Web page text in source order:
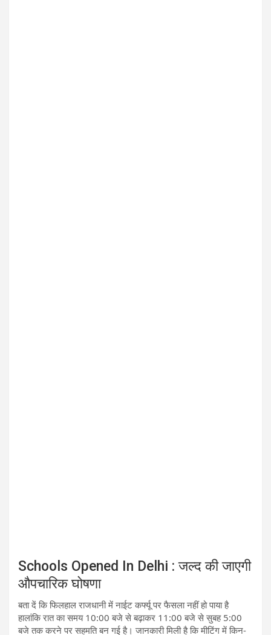
Schools Opened In Delhi : जल्द की जाएगी
औपचारिक घोषणा
बता दें कि फिलहाल राजधानी में नाईट कर्फ्यू पर फैसला नहीं हो पाया है
हालांकि रात का समय 10:00 बजे से बढ़ाकर 11:00 बजे से सुबह 5:00
बजे तक करने पर सहमति बन गई है। जानकारी मिली है कि मीटिंग में किन-